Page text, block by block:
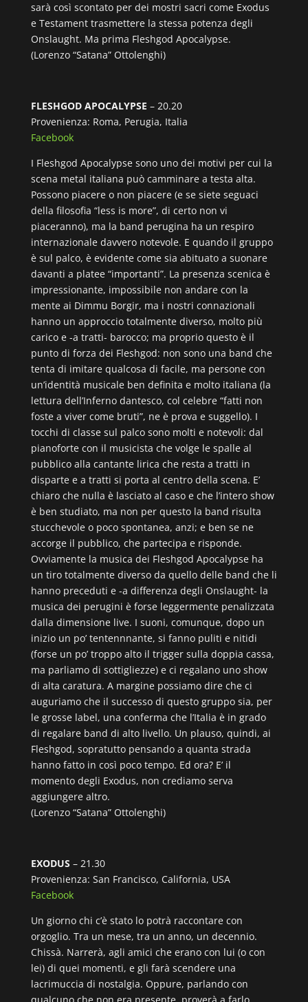
sarà così scontato per dei mostri sacri come Exodus
e Testament trasmettere la stessa potenza degli
Onslaught. Ma prima Fleshgod Apocalypse.
(Lorenzo “Satana” Ottolenghi)
FLESHGOD APOCALYPSE – 20.20
Provenienza: Roma, Perugia, Italia
Facebook
I Fleshgod Apocalypse sono uno dei motivi per cui la
scena metal italiana può camminare a testa alta.
Possono piacere o non piacere (e se siete seguaci
della filosofia “less is more”, di certo non vi
piaceranno), ma la band perugina ha un respiro
internazionale davvero notevole. E quando il gruppo
è sul palco, è evidente come sia abituato a suonare
davanti a platee “importanti”. La presenza scenica è
impressionante, impossibile non andare con la
mente ai Dimmu Borgir, ma i nostri connazionali
hanno un approccio totalmente diverso, molto più
carico e -a tratti- barocco; ma proprio questo è il
punto di forza dei Fleshgod: non sono una band che
tenta di imitare qualcosa di facile, ma persone con
un’identità musicale ben definita e molto italiana (la
lettura dell’Inferno dantesco, col celebre “fatti non
foste a viver come bruti”, ne è prova e suggello). I
tocchi di classe sul palco sono molti e notevoli: dal
pianoforte con il musicista che volge le spalle al
pubblico alla cantante lirica che resta a tratti in
disparte e a tratti si porta al centro della scena. E’
chiaro che nulla è lasciato al caso e che l’intero show
è ben studiato, ma non per questo la band risulta
stucchevole o poco spontanea, anzi; e ben se ne
accorge il pubblico, che partecipa e risponde.
Ovviamente la musica dei Fleshgod Apocalypse ha
un tiro totalmente diverso da quello delle band che li
hanno preceduti e -a differenza degli Onslaught- la
musica dei perugini è forse leggermente penalizzata
dalla dimensione live. I suoni, comunque, dopo un
inizio un po’ tentennnante, si fanno puliti e nitidi
(forse un po’ troppo alto il trigger sulla doppia cassa,
ma parliamo di sottigliezze) e ci regalano uno show
di alta caratura. A margine possiamo dire che ci
auguriamo che il successo di questo gruppo sia, per
le grosse label, una conferma che l’Italia è in grado
di regalare band di alto livello. Un plauso, quindi, ai
Fleshgod, sopratutto pensando a quanta strada
hanno fatto in così poco tempo. Ed ora? E’ il
momento degli Exodus, non crediamo serva
aggiungere altro.
(Lorenzo “Satana” Ottolenghi)
EXODUS – 21.30
Provenienza: San Francisco, California, USA
Facebook
Un giorno chi c’è stato lo potrà raccontare con
orgoglio. Tra un mese, tra un anno, un decennio.
Chissà. Narrerà, agli amici che erano con lui (o con
lei) di quei momenti, e gli farà scendere una
lacrimuccia di nostalgia. Oppure, parlando con